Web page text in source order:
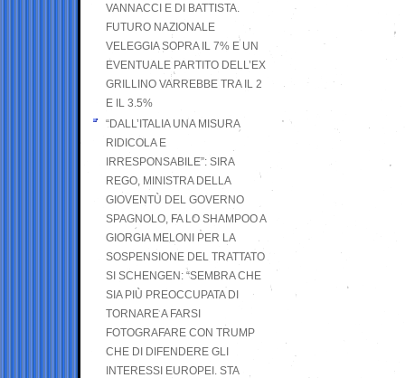
VANNACCI E DI BATTISTA.
FUTURO NAZIONALE
VELEGGIA SOPRA IL 7% E UN
EVENTUALE PARTITO DELL’EX
GRILLINO VARREBBE TRA IL 2
E IL 3.5%
“DALL’ITALIA UNA MISURA
RIDICOLA E
IRRESPONSABILE”: SIRA
REGO, MINISTRA DELLA
GIOVENTÙ DEL GOVERNO
SPAGNOLO, FA LO SHAMPOO A
GIORGIA MELONI PER LA
SOSPENSIONE DEL TRATTATO
SI SCHENGEN: “SEMBRA CHE
SIA PIÙ PREOCCUPATA DI
TORNARE A FARSI
FOTOGRAFARE CON TRUMP
CHE DI DIFENDERE GLI
INTERESSI EUROPEI. STA